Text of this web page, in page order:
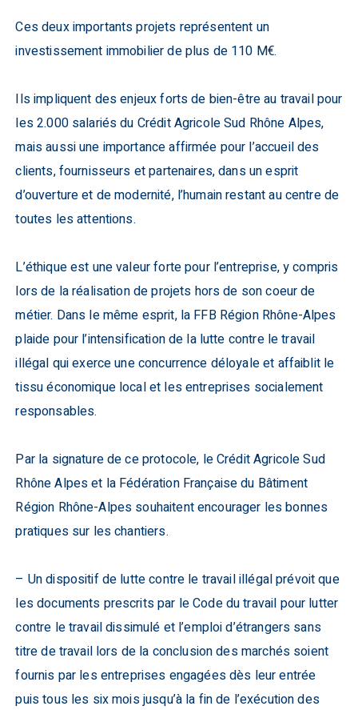
Ces deux importants projets représentent un
investissement immobilier de plus de 110 M€.
Ils impliquent des enjeux forts de bien-être au travail pour
les 2.000 salariés du Crédit Agricole Sud Rhône Alpes,
mais aussi une importance affirmée pour l’accueil des
clients, fournisseurs et partenaires, dans un esprit
d’ouverture et de modernité, l’humain restant au centre de
toutes les attentions.
L’éthique est une valeur forte pour l’entreprise, y compris
lors de la réalisation de projets hors de son coeur de
métier. Dans le même esprit, la FFB Région Rhône-Alpes
plaide pour l’intensification de la lutte contre le travail
illégal qui exerce une concurrence déloyale et affaiblit le
tissu économique local et les entreprises socialement
responsables.
Par la signature de ce protocole, le Crédit Agricole Sud
Rhône Alpes et la Fédération Française du Bâtiment
Région Rhône-Alpes souhaitent encourager les bonnes
pratiques sur les chantiers.
– Un dispositif de lutte contre le travail illégal prévoit que
les documents prescrits par le Code du travail pour lutter
contre le travail dissimulé et l’emploi d’étrangers sans
titre de travail lors de la conclusion des marchés soient
fournis par les entreprises engagées dès leur entrée
puis tous les six mois jusqu’à la fin de l’exécution des